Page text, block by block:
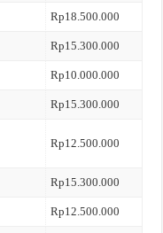
Rp18.500.000
Rp15.300.000
Rp10.000.000
Rp15.300.000
Rp12.500.000
Rp15.300.000
Rp12.500.000